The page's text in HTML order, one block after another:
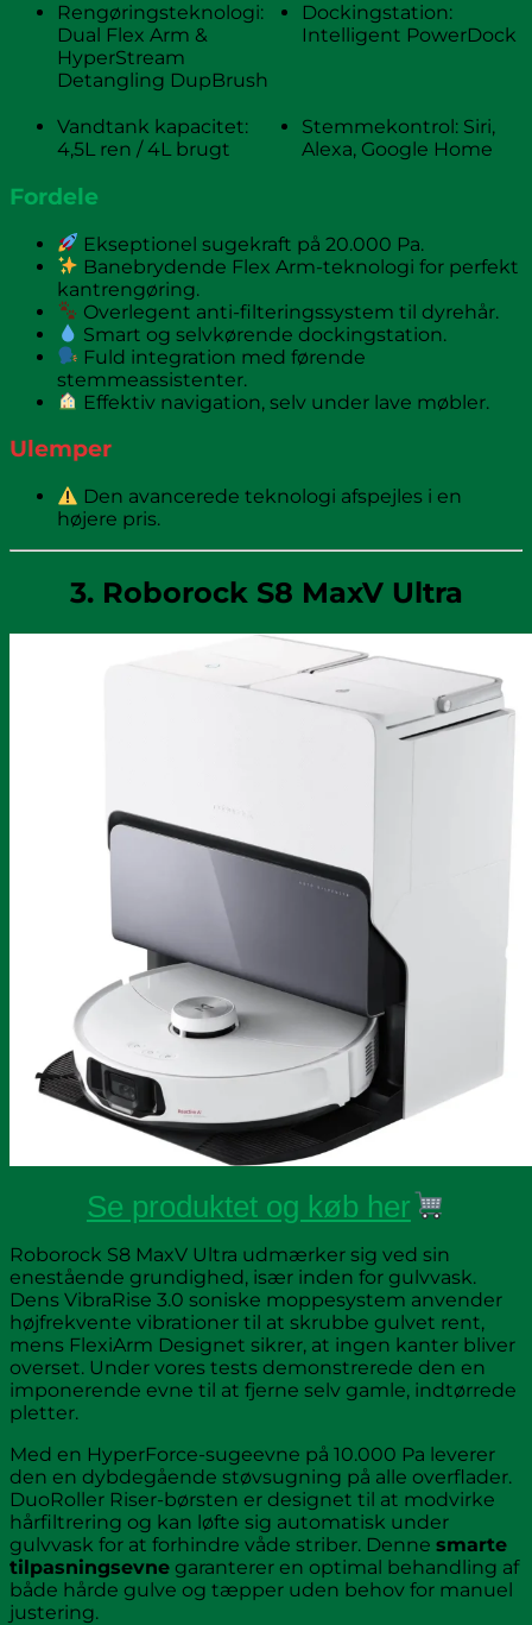
Rengøringsteknologi:
Dual Flex Arm &
HyperStream
Detangling DupBrush
Dockingstation:
Intelligent PowerDock
Vandtank kapacitet:
4,5L ren / 4L brugt
Stemmekontrol: Siri,
Alexa, Google Home
Fordele
Ekseptionel sugekraft på 20.000 Pa.
Banebrydende Flex Arm-teknologi for perfekt
kantrengøring.
Overlegent anti-filteringssystem til dyrehår.
Smart og selvkørende dockingstation.
Fuld integration med førende
stemmeassistenter.
Effektiv navigation, selv under lave møbler.
Ulemper
Den avancerede teknologi afspejles i en
højere pris.
3. Roborock S8 MaxV Ultra
Se produktet og køb her
Roborock S8 MaxV Ultra udmærker sig ved sin
enestående grundighed, især inden for gulvvask.
Dens VibraRise 3.0 soniske moppesystem anvender
højfrekvente vibrationer til at skrubbe gulvet rent,
mens FlexiArm Designet sikrer, at ingen kanter bliver
overset. Under vores tests demonstrerede den en
imponerende evne til at fjerne selv gamle, indtørrede
pletter.
Med en HyperForce-sugeevne på 10.000 Pa leverer
den en dybdegående støvsugning på alle overflader.
DuoRoller Riser-børsten er designet til at modvirke
hårfiltrering og kan løfte sig automatisk under
gulvvask for at forhindre våde striber. Denne smarte
tilpasningsevne garanterer en optimal behandling af
både hårde gulve og tæpper uden behov for manuel
justering.